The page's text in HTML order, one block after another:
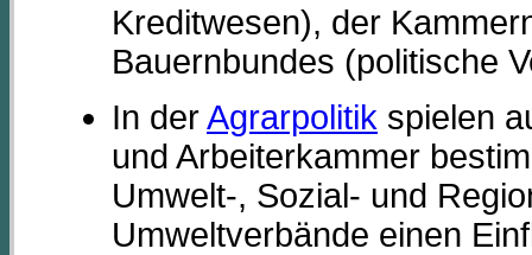
Kreditwesen), der
Bauernbundes (politische
In derAgrarpolitik spielen
und Arbeiterkammer
Umwelt-, Sozial- und
Umweltverbände einen